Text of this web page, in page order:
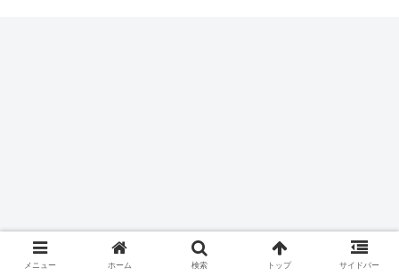
メニュー ホーム 検索 トップ サイドバー